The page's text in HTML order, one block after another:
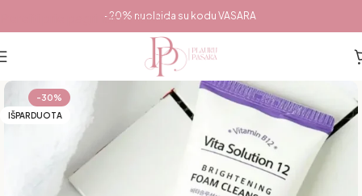
Pereiti prie pagrindinio turinio-20% nuolaida su kodu VASARA
-30%
IŠPARDUOTA